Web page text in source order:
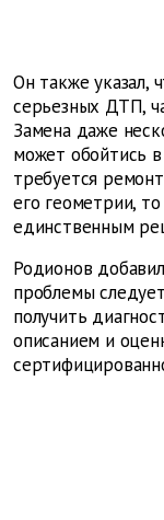
Он также указал,
серьезных ДТП,
Замена даже
может обойтись
требуется
его геометрии,
единственным
Родионов
проблемы
получить
описанием и